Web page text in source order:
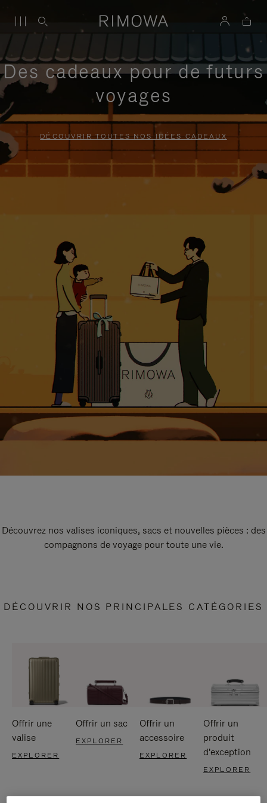
Des cadeaux pour de futurs
voyages
DÉCOUVRIR TOUTES NOS IDÉES CADEAUX
Découvrez nos valises iconiques, sacs et nouvelles pièces : des
compagnons de voyage pour toute une vie.
DÉCOUVRIR NOS PRINCIPALES CATÉGORIES
Offrir une
valise
EXPLORER
Offrir un sac
EXPLORER
Offrir un
accessoire
EXPLORER
Offrir un
produit
d'exception
EXPLORER